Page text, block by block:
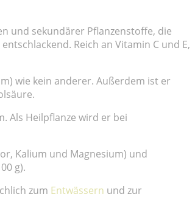
und sekundärer Pflanzenstoffe, die
Reich an Vitamin C und E,
wie kein anderer. Außerdem ist er
Als Heilpflanze wird er bei
Kalium und Magnesium) und
g).
zum Entwässern und zur